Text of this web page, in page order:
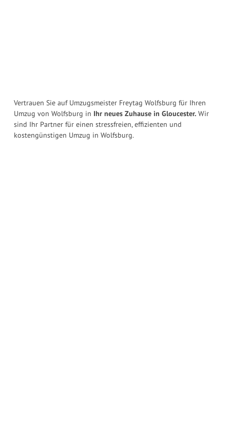
Vertrauen Sie auf Umzugsmeister Freytag Wolfsburg für Ihren
Umzug von Wolfsburg in Ihr neues Zuhause in Gloucester. Wir
sind Ihr Partner für einen stressfreien, effizienten und
kostengünstigen Umzug in Wolfsburg.